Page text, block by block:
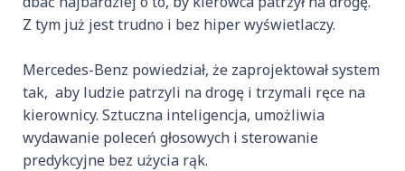
Z tym już jest trudno i bez hiper wyświetlaczy.
Mercedes-Benz powiedział, że zaprojektował system
tak, aby ludzie patrzyli na drogę i trzymali ręce na
kierownicy. Sztuczna inteligencja, umożliwia
wydawanie poleceń głosowych i sterowanie
predykcyjne bez użycia rąk.